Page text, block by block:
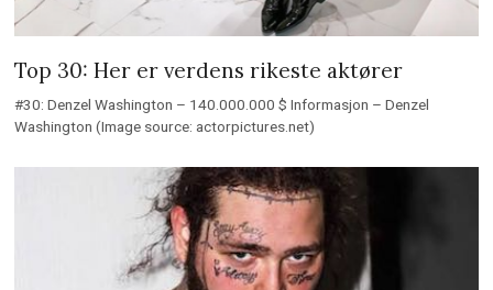
Top 30: Her er verdens rikeste aktører
#30: Denzel Washington – 140.000.000 $ Informasjon – Denzel
Washington (Image source: actorpictures.net)